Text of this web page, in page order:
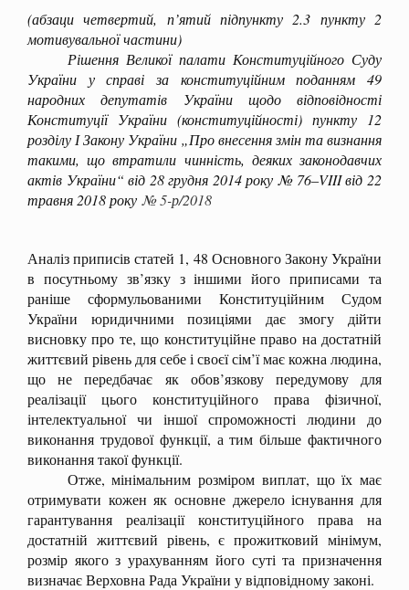
(абзаци четвертий, п’ятий підпункту 2.3 пункту 2
мотивувальної частини)
Рішення Великої палати Конституційного Суду
України у справі за конституційним поданням 49
народних депутатів України щодо відповідності
Конституції України (конституційності) пункту 12
розділу І Закону України „Про внесення змін та визнання
такими, що втратили чинність, деяких законодавчих
актів України“ від 28 грудня 2014 року № 76‒VIII від 22
травня 2018 року № 5-р/2018
Аналіз приписів статей 1, 48 Основного Закону України
в посутньому зв’язку з іншими його приписами та
раніше сформульованими Конституційним Судом
України юридичними позиціями дає змогу дійти
висновку про те, що конституційне право на достатній
життєвий рівень для себе і своєї сім’ї має кожна людина,
що не передбачає як обов’язкову передумову для
реалізації цього конституційного права фізичної,
інтелектуальної чи іншої спроможності людини до
виконання трудової функції, а тим більше фактичного
виконання такої функції.
Отже, мінімальним розміром виплат, що їх має
отримувати кожен як основне джерело існування для
гарантування реалізації конституційного права на
достатній життєвий рівень, є прожитковий мінімум,
розмір якого з урахуванням його суті та призначення
визначає Верховна Рада України у відповідному законі.